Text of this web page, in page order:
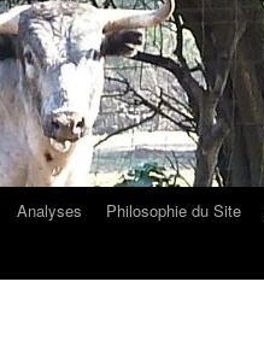
Analyses Philosophie du Site